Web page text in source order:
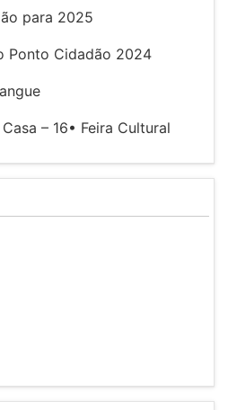
para 2025
Ponto Cidadão 2024
– 16• Feira Cultural